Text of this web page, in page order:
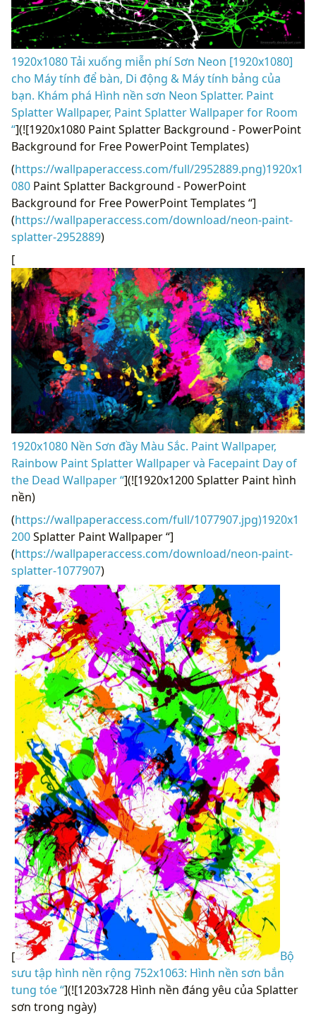
1920x1080 Tải xuống miễn phí Sơn Neon [1920x1080]
cho Máy tính để bàn, Di động & Máy tính bảng của
bạn. Khám phá Hình nền sơn Neon Splatter. Paint
Splatter Wallpaper, Paint Splatter Wallpaper for Room
“](![1920x1080 Paint Splatter Background - PowerPoint
Background for Free PowerPoint Templates)
(https://wallpaperaccess.com/full/2952889.png)1920x1
080 Paint Splatter Background - PowerPoint
Background for Free PowerPoint Templates “]
(https://wallpaperaccess.com/download/neon-paint-
splatter-2952889)
[
1920x1080 Nền Sơn đầy Màu Sắc. Paint Wallpaper,
Rainbow Paint Splatter Wallpaper và Facepaint Day of
the Dead Wallpaper “](![1920x1200 Splatter Paint hình
nền)
(https://wallpaperaccess.com/full/1077907.jpg)1920x1
200Splatter Paint Wallpaper “]
(https://wallpaperaccess.com/download/neon-paint-
splatter-1077907)
[
Bộ
sưu tập hình nền rộng 752x1063: Hình nền sơn bắn
tung tóe “](![1203x728 Hình nền đáng yêu của Splatter
sơn trong ngày)